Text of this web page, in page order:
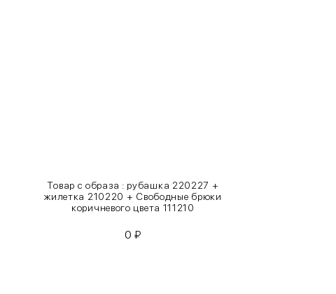
Товар с образа : рубашка 220227 +
жилетка 210220 + Свободные брюки
коричневого цвета 111210
0₽
Как правильно себя обмерить